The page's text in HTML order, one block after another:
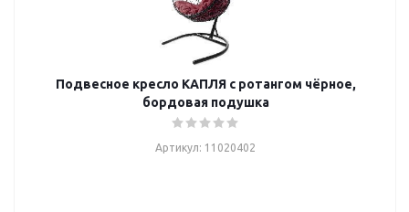
Подвесное кресло КАПЛЯ с ротангом чёрное,
бордовая подушка
Артикул: 11020402